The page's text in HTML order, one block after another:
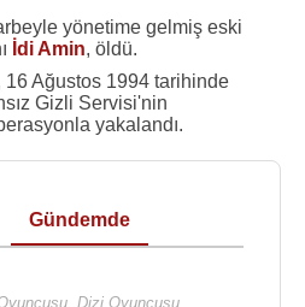
yönetime gelmiş eski
İdi Amin, öldü.
16 Ağustos 1994 tarihinde
Gizli Servisi'nin
yakalandı.
Gündemde
Dizi Oyuncusu